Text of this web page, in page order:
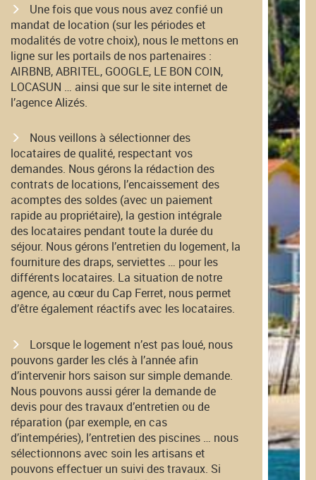
Une fois que vous nous avez confié un
mandat de location (sur les périodes et
modalités de votre choix), nous le mettons en
ligne sur les portails de nos partenaires :
AIRBNB, ABRITEL, GOOGLE, LE BON COIN,
LOCASUN … ainsi que sur le site internet de
l’agence Alizés.
Nous veillons à sélectionner des
locataires de qualité, respectant vos
demandes. Nous gérons la rédaction des
contrats de locations, l’encaissement des
acomptes des soldes (avec un paiement
rapide au propriétaire), la gestion intégrale
des locataires pendant toute la durée du
séjour. Nous gérons l’entretien du logement, la
fourniture des draps, serviettes … pour les
différents locataires. La situation de notre
agence, au cœur du Cap Ferret, nous permet
d’être également réactifs avec les locataires.
Lorsque le logement n’est pas loué, nous
pouvons garder les clés à l’année afin
d’intervenir hors saison sur simple demande.
Nous pouvons aussi gérer la demande de
devis pour des travaux d’entretien ou de
réparation (par exemple, en cas
d’intempéries), l’entretien des piscines … nous
sélectionnons avec soin les artisans et
pouvons effectuer un suivi des travaux. Si